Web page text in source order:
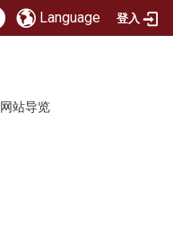
Language 登入
网站导览